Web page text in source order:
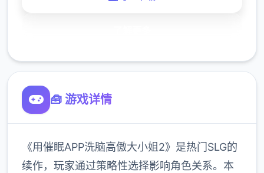
🧰 游戏详情
《用催眠APP洗脑高傲大小姐2》是热门SLG的
续作，玩家通过策略性选择影响角色关系。本